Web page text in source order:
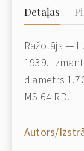
Detaļas
Ražotājs —
1939.
diametrs
MS 64 RD.
Autors/